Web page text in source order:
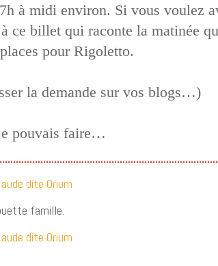
à midi environ. Si vous voulez
ce billet qui raconte la matinée
pour Rigoletto.
la demande sur vos blogs…)
pouvais faire…
aude dite Orium
famille.
aude dite Orium